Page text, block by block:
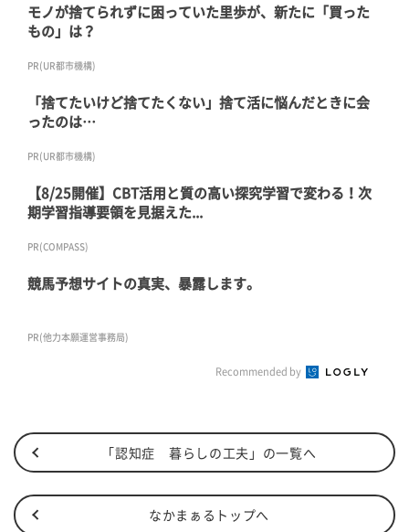
モノが捨てられずに困っていた里歩が、新たに「買った
もの」は？
PR(UR都市機構)
「捨てたいけど捨てたくない」捨て活に悩んだときに会
ったのは…
PR(UR都市機構)
【8/25開催】CBT活用と質の高い探究学習で変わる！次
期学習指導要領を見据えた...
PR(COMPASS)
競馬予想サイトの真実、暴露します。
PR(他力本願運営事務局)
Recommended by
「認知症 暮らしの工夫」の一覧へ
なかまぁるトップへ